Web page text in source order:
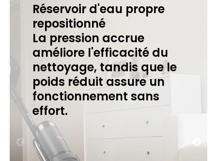
Réservoir d'eau propre
repositionné
La pression accrue
améliore l'efficacité du
nettoyage, tandis que le
poids réduit assure un
fonctionnement sans
effort.